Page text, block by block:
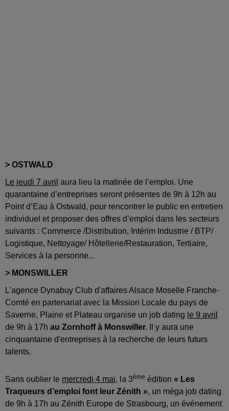
> OSTWALD
Le jeudi 7 avril aura lieu la matinée de l’emploi. Une
quarantaine d’entreprises seront présentes de 9h à 12h au
Point d’Eau à Ostwald, pour rencontrer le public en entretien
individuel et proposer des offres d’emploi dans les secteurs
suivants : Commerce /Distribution, Intérim Industrie / BTP/
Logistique, Nettoyage/ Hôtellerie/Restauration, Tertiaire,
Services à la personne...
> MONSWILLER
L'agence Dynabuy Club d'affaires Alsace Moselle Franche-
Comté en partenariat avec la Mission Locale du pays de
Saverne, Plaine et Plateau organise un job dating le 9 avril
de 9h à 17h au Zornhoff à Monswiller.
Il y aura une
cinquantaine d'entreprises à la recherche de leurs futurs
talents.
Sans oublier le mercredi 4 mai, la 3ème édition « Les
Traqueurs d’emploi font leur Zénith », un méga job dating
de 9h à 17h au Zénith Europe de Strasbourg, un événement